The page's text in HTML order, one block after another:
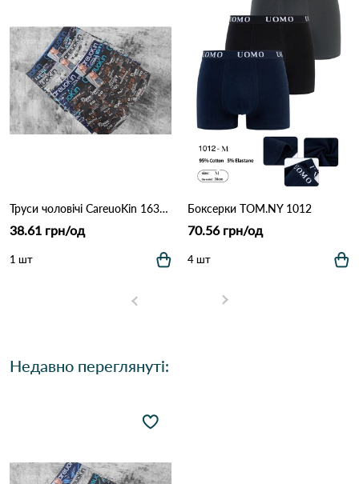
Труси чоловічі CareuoKin 1638 Різні кольори
38.61 грн/од
1 шт
Боксерки TOM.NY 1012
70.56 грн/од
4 шт
Недавно переглянуті: